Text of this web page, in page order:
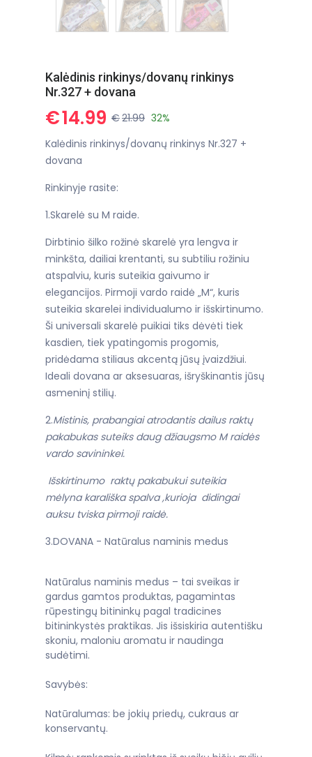
Kalėdinis rinkinys/dovanų rinkinys
Nr.327 + dovana
€14.99 €21.99 32%
Kalėdinis rinkinys/dovanų rinkinys Nr.327 +
dovana
Rinkinyje rasite:
1.Skarelė su M raide.
Dirbtinio šilko rožinė skarelė yra lengva ir
minkšta, dailiai krentanti, su subtiliu rožiniu
atspalviu, kuris suteikia gaivumo ir
elegancijos. Pirmoji vardo raidė „M“, kuris
suteikia skarelei individualumo ir išskirtinumo.
Ši universali skarelė puikiai tiks dėvėti tiek
kasdien, tiek ypatingomis progomis,
pridėdama stiliaus akcentą jūsų įvaizdžiui.
Ideali dovana ar aksesuaras, išryškinantis jūsų
asmeninį stilių.
2.Mistinis, prabangiai atrodantis dailus raktų
pakabukas suteiks daug džiaugsmo M raidės
vardo savininkei.
Išskirtinumo raktų pakabukui suteikia
mėlyna karališka spalva ,kurioja didingai
auksu tviska pirmoji raidė.
3.DOVANA - Natūralus naminis medus
Natūralus naminis medus – tai sveikas ir
gardus gamtos produktas, pagamintas
rūpestingų bitininkų pagal tradicines
bitininkystės praktikas. Jis išsiskiria autentišku
skoniu, maloniu aromatu ir naudinga
sudėtimi.
Savybės:
Natūralumas: be jokių priedų, cukraus ar
konservantų.